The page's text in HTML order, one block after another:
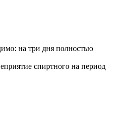
на три дня полностью
спиртного на период